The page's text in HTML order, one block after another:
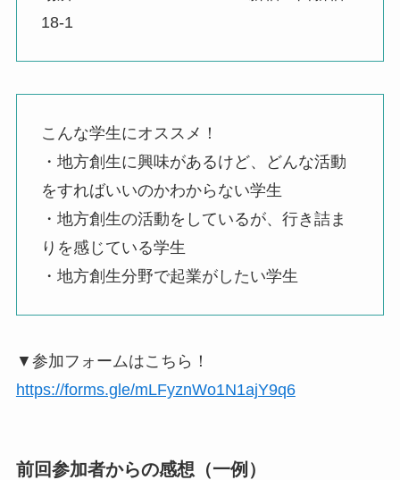
18-1
こんな学生にオススメ！
・地方創生に興味があるけど、どんな活動
をすればいいのかわからない学生
・地方創生の活動をしているが、行き詰ま
りを感じている学生
・地方創生分野で起業がしたい学生
▼参加フォームはこちら！
https://forms.gle/mLFyznWo1N1ajY9q6
前回参加者からの感想（一例）